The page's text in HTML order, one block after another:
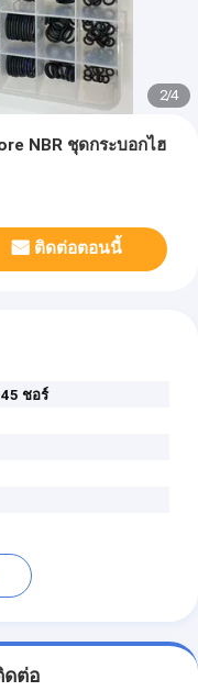
2/4
NBR ชุดกระบอกไฮ
ติดต่อตอนนี้
ชอร์
ดต่อ